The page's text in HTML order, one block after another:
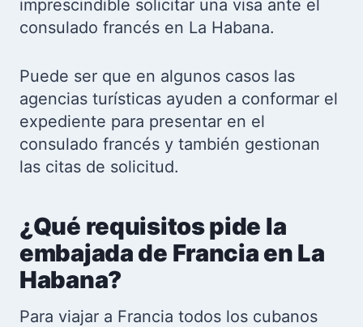
imprescindible solicitar una visa ante el
consulado francés en La Habana.
Puede ser que en algunos casos las
agencias turísticas ayuden a conformar el
expediente para presentar en el
consulado francés y también gestionan
las citas de solicitud.
¿Qué requisitos pide la
embajada de Francia en La
Habana?
Para viajar a Francia todos los cubanos